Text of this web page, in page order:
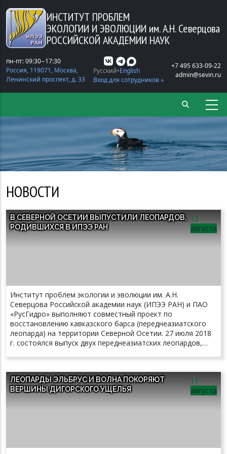
Перейти к основному содержанию
ИНСТИТУТ ПРОБЛЕМ
ЭКОЛОГИИ И ЭВОЛЮЦИИ им. А.Н. Северцова
РОССИЙСКОЙ АКАДЕМИИ НАУК
пн-пт: 09:30−17:30
Россия, 119071, Москва,
Ленинский проспект, д. 33
Русский English
Вход для сотрудников »
+7 495 633-09-22
admin@sevin.ru
НОВОСТИ
12
августа
В СЕВЕРНОЙ ОСЕТИИ ВЫПУСТИЛИ ЛЕОПАРДОВ,
РОДИВШИХСЯ В ИПЭЭ РАН
Институт проблем экологии и эволюции им. А.Н.
Северцова Российской академии наук (ИПЭЭ РАН) и ПАО
«РусГидро» выполняют совместный проект по
восстановлению кавказского барса (переднеазиатского
леопарда) на территории Северной Осетии. 27 июля 2018
г. состоялся выпуск двух переднеазиатских леопардов,
восстановления леопарда на Кавказе и были
подготовлены к самостоятельной жизни в дикой природе
по специальной программе, которая исключает их контакт
с человеком. Ученые ИПЭЭ РАН с коллегами из Института
местонахождении леопардов, которые позволяют
11
августа
ЛЕОПАРДЫ ЭЛЬБРУС И ВОЛНА ПОКОРЯЮТ
ВЕРШИНЫ ДИГОРСКОГО УЩЕЛЬЯ